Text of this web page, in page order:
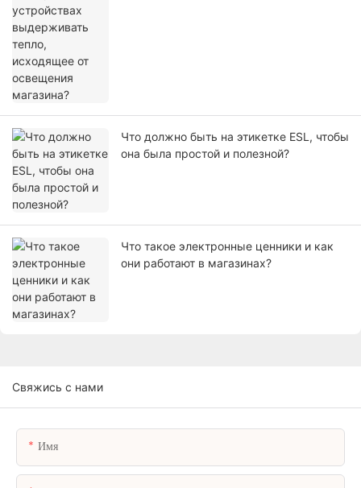
Что должно быть на этикетке ESL, чтобы
она была простой и полезной?
Что такое электронные ценники и как
они работают в магазинах?
Свяжись с нами
Имя